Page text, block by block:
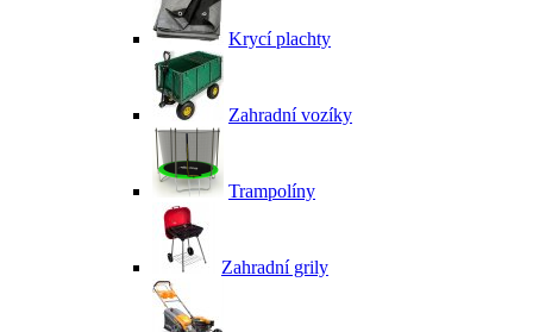
Krycí plachty
Zahradní vozíky
Trampolíny
Zahradní grily